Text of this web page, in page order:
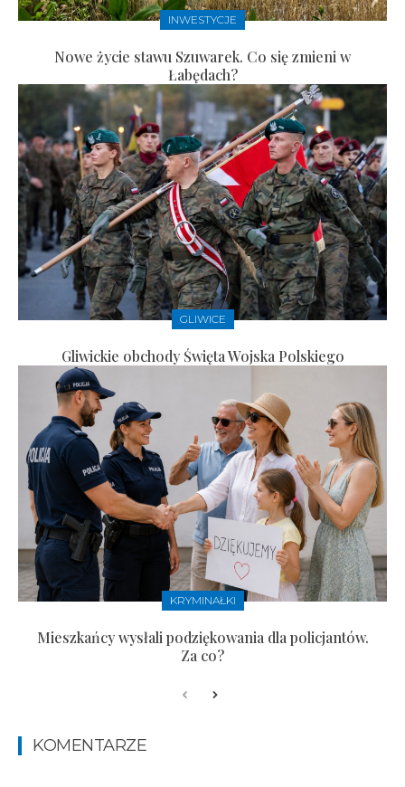
INWESTYCJE
Nowe życie stawu Szuwarek. Co się zmieni w
Łabędach?
GLIWICE
Gliwickie obchody Święta Wojska Polskiego
KRYMINAŁKI
Mieszkańcy wysłali podziękowania dla policjantów.
Za co?
KOMENTARZE